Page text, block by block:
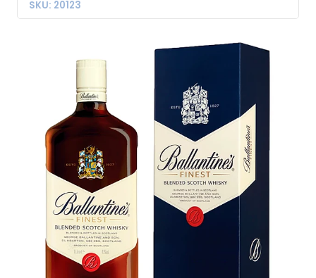
SKU: 20123